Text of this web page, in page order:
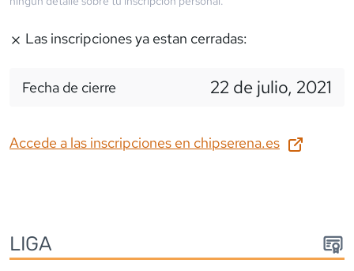
Las inscripciones ya estan cerradas:
Fecha de cierre 22 de julio, 2021
Accede a las inscripciones en chipserena.es
LIGA